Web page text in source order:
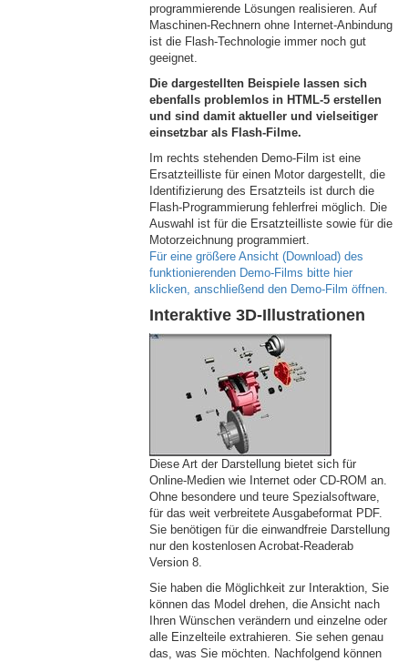
programmierende Lösungen realisieren. Auf
Maschinen-Rechnern ohne Internet-Anbindung
ist die Flash-Technologie immer noch gut
geeignet.
Die dargestellten Beispiele lassen sich
ebenfalls problemlos in HTML-5 erstellen
und sind damit aktueller und vielseitiger
einsetzbar als Flash-Filme.
Im rechts stehenden Demo-Film ist eine
Ersatzteilliste für einen Motor dargestellt, die
Identifizierung des Ersatzteils ist durch die
Flash-Programmierung fehlerfrei möglich. Die
Auswahl ist für die Ersatzteilliste sowie für die
Motorzeichnung programmiert.
Für eine größere Ansicht (Download) des
funktionierenden Demo-Films bitte hier
klicken, anschließend den Demo-Film öffnen.
Interaktive 3D-Illustrationen
Diese Art der Darstellung bietet sich für
Online-Medien wie Internet oder CD-ROM an.
Ohne besondere und teure Spezialsoftware,
für das weit verbreitete Ausgabeformat PDF.
Sie benötigen für die einwandfreie Darstellung
nur den kostenlosen Acrobat-Readerab
Version 8.
Sie haben die Möglichkeit zur Interaktion, Sie
können das Model drehen, die Ansicht nach
Ihren Wünschen verändern und einzelne oder
alle Einzelteile extrahieren. Sie sehen genau
das, was Sie möchten. Nachfolgend können